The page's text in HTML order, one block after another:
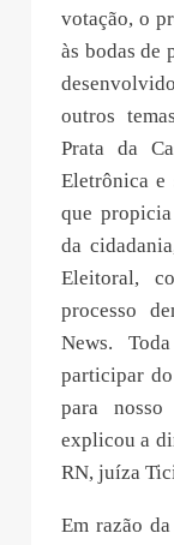
votação, o
às bodas de
outros
Prata da
Eletrônica e
que
da
Eleitoral,
processo
News.
participar
para nosso
explicou a
RN, juíza
Em razão